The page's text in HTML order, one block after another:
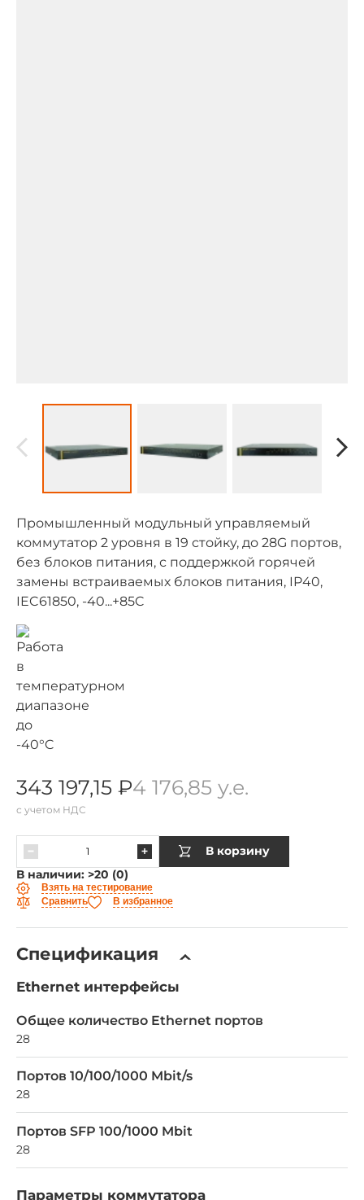
Промышленный модульный управляемый
коммутатор 2 уровня в 19 стойку, до 28G портов,
без блоков питания, с поддержкой горячей
замены встраиваемых блоков питания, IP40,
IEC61850, -40...+85C
343 197,15 ₽4 176,85 у.е.
с учетом НДС
В корзину
В наличии: >20 (0)
Взять на тестирование
Сравнить
В избранное
Спецификация
Ethernet интерфейсы
Общее количество Ethernet портов
28
Портов 10/100/1000 Mbit/s
28
Портов SFP 100/1000 Mbit
28
Параметры коммутатора